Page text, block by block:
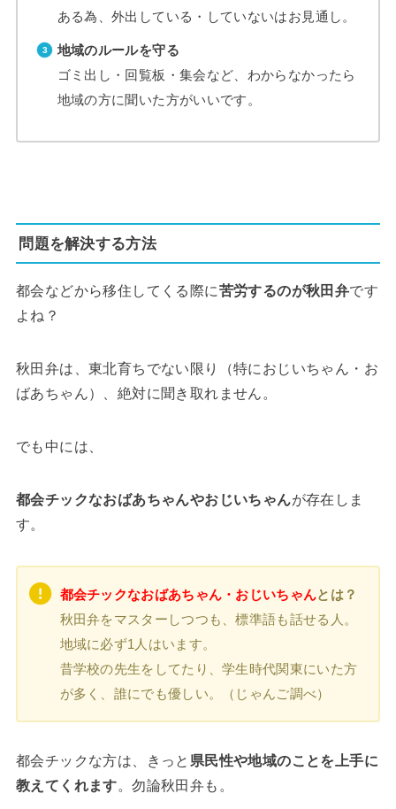
ある為、外出している・していないはお見通し。
地域のルールを守る
ゴミ出し・回覧板・集会など、わからなかったら
地域の方に聞いた方がいいです。
問題を解決する方法
都会などから移住してくる際に苦労するのが秋田弁です
よね？
秋田弁は、東北育ちでない限り（特におじいちゃん・お
ばあちゃん）、絶対に聞き取れません。
でも中には、
都会チックなおばあちゃんやおじいちゃんが存在しま
す。
都会チックなおばあちゃん・おじいちゃんとは？
秋田弁をマスターしつつも、標準語も話せる人。
地域に必ず1人はいます。
昔学校の先生をしてたり、学生時代関東にいた方
が多く、誰にでも優しい。（じゃんご調べ）
都会チックな方は、きっと 県民性や地域のことを上手に
教えてくれます。勿論秋田弁も。